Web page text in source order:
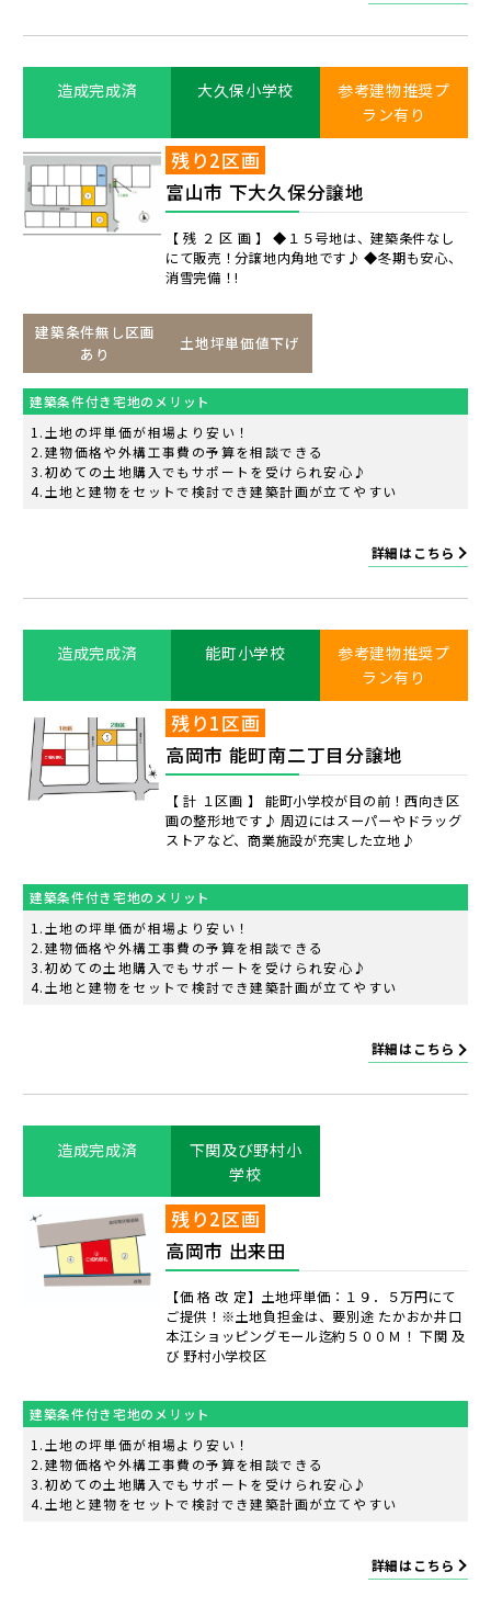
造成完成済 大久保小学校
参考建物推奨プ
ラン有り
残り2区画
富山市 下大久保分譲地
【 残 ２ 区 画 】 ◆１５号地は、建築条件なし
にて販売！分譲地内角地です♪ ◆冬期も安心、
消雪完備！!
建築条件無し区画
あり
土地坪単価値下げ
建築条件付き宅地のメリット
土地の坪単価が相場より安い！
建物価格や外構工事費の予算を相談できる
初めての土地購入でもサポートを受けられ安心♪
土地と建物をセットで検討でき建築計画が立てやすい
詳細はこちら
造成完成済 能町小学校
参考建物推奨プ
ラン有り
残り1区画
高岡市 能町南二丁目分譲地
【 計 １区画 】 能町小学校が目の前！西向き区
画の整形地です♪ 周辺にはスーパーやドラッグ
ストアなど、商業施設が充実した立地♪
建築条件付き宅地のメリット
土地の坪単価が相場より安い！
建物価格や外構工事費の予算を相談できる
初めての土地購入でもサポートを受けられ安心♪
土地と建物をセットで検討でき建築計画が立てやすい
詳細はこちら
造成完成済
下関及び野村小
学校
残り2区画
高岡市 出来田
【価 格 改 定】土地坪単価：１９．５万円にて
ご提供！※土地負担金は、要別途 たかおか井口
本江ショッピングモール迄約５００Ｍ！ 下関 及
び 野村小学校区
建築条件付き宅地のメリット
土地の坪単価が相場より安い！
建物価格や外構工事費の予算を相談できる
初めての土地購入でもサポートを受けられ安心♪
土地と建物をセットで検討でき建築計画が立てやすい
詳細はこちら